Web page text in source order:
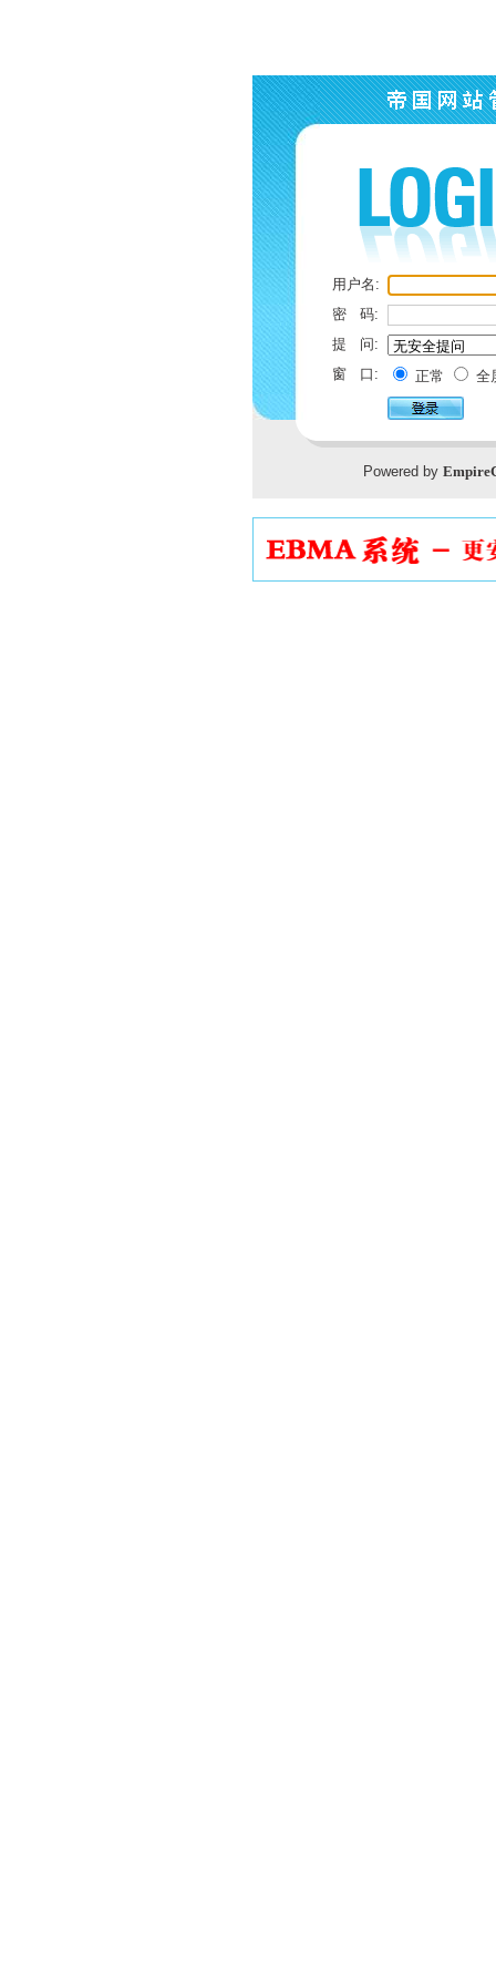
用户名:
密 码:
提 问:
窗 口:
正常 全
Powered by